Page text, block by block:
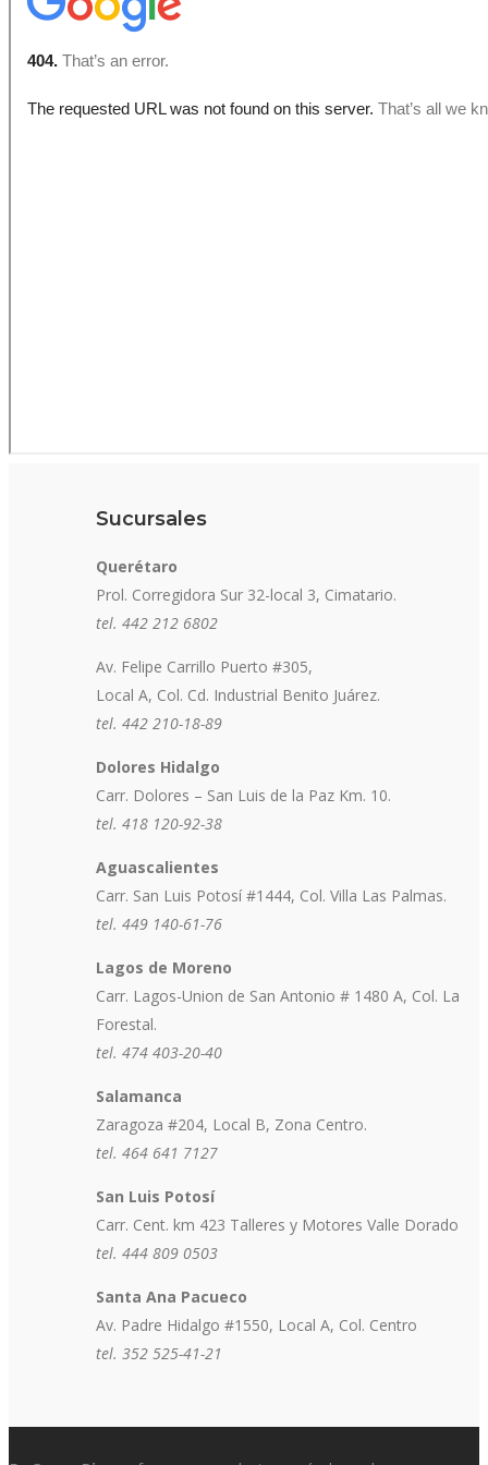
Sucursales
Querétaro
Prol. Corregidora Sur 32-local 3, Cimatario.
tel. 442 212 6802
Av. Felipe Carrillo Puerto #305,
Local A, Col. Cd. Industrial Benito Juárez.
tel. 442 210-18-89
Dolores Hidalgo
Carr. Dolores – San Luis de la Paz Km. 10.
tel. 418 120-92-38
Aguascalientes
Carr. San Luis Potosí #1444, Col. Villa Las Palmas.
tel. 449 140-61-76
Lagos de Moreno
Carr. Lagos-Union de San Antonio # 1480 A, Col. La
Forestal.
tel. 474 403-20-40
Salamanca
Zaragoza #204, Local B, Zona Centro.
tel. 464 641 7127
San Luis Potosí
Carr. Cent. km 423 Talleres y Motores Valle Dorado
tel. 444 809 0503
Santa Ana Pacueco
Av. Padre Hidalgo #1550, Local A, Col. Centro
tel. 352 525-41-21